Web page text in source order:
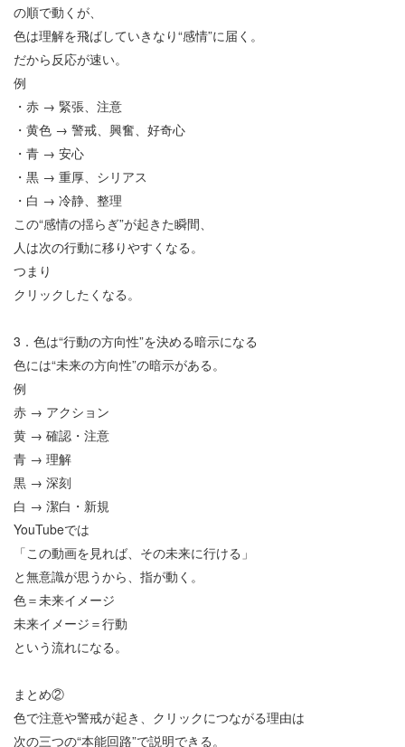
の順で動くが、
色は理解を飛ばしていきなり“感情”に届く。
だから反応が速い。
例
・赤 → 緊張、注意
・黄色 → 警戒、興奮、好奇心
・青 → 安心
・黒 → 重厚、シリアス
・白 → 冷静、整理
この“感情の揺らぎ”が起きた瞬間、
人は次の行動に移りやすくなる。
つまり
クリックしたくなる。
3 ．色は“行動の方向性”を決める暗示になる
色には“未来の方向性”の暗示がある。
例
赤 → アクション
黄 → 確認・注意
青 → 理解
黒 → 深刻
白 → 潔白・新規
YouTubeでは
「この動画を見れば、その未来に行ける」
と無意識が思うから、指が動く。
色＝未来イメージ
未来イメージ＝行動
という流れになる。
まとめ②
色で注意や警戒が起き、クリックにつながる理由は
次の三つの“本能回路”で説明できる。